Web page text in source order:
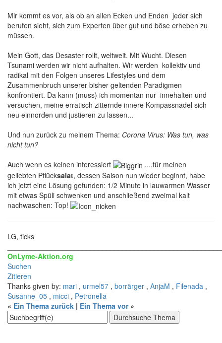
Mir kommt es vor, als ob an allen Ecken und Enden jeder sich
berufen sieht, sich zum Experten über gut und böse erheben zu
müssen.
Mein Gott, das Desaster rollt, weltweit. Mit Wucht. Diesen
Tsunami werden wir nicht aufhalten. Wir werden kollektiv und
radikal mit den Folgen unseres Lifestyles und dem
Zusammenbruch unserer bisher geltenden Paradigmen
konfrontiert. Da kann (muss) ich momentan nur innehalten und
versuchen, meine erratisch zitternde innere Kompassnadel sich
neu einnorden und justieren zu lassen...
Und nun zurück zu meinem Thema: Corona Virus: Was tun, was
nicht tun?
Auch wenn es keinen interessiert
....für meinen
geliebten Pflücksalat, dessen Saison nun wieder beginnt, habe
ich jetzt eine Lösung gefunden: 1/2 Minute in lauwarmen Wasser
mit etwas Spüli schwenken und anschließend zweimal kalt
nachwaschen: Top!
LG, ticks
OnLyme-Aktion.org
Suchen
Zitieren
Thanks given by: mari , urmel57 , borrärger , AnjaM , Filenada ,
Susanne_05 , micci , Petronella
« Ein Thema zurück | Ein Thema vor»